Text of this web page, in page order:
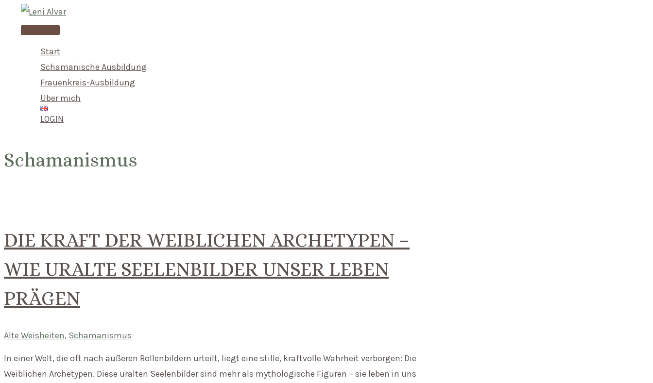
Main
Start
Schamanische Ausbildung
Frauenkreis-Ausbildung
Über mich
LOGIN
Schamanismus
DIE KRAFT DER WEIBLICHEN ARCHETYPEN –
WIE URALTE SEELENBILDER UNSER LEBEN
PRÄGEN
Alte Weisheiten, Schamanismus
In einer Welt, die oft nach äußeren Rollenbildern urteilt, liegt eine stille, kraftvolle Wahrheit verborgen: Die
Weiblichen Archetypen. Diese uralten Seelenbilder sind mehr als mythologische Figuren – sie leben in uns